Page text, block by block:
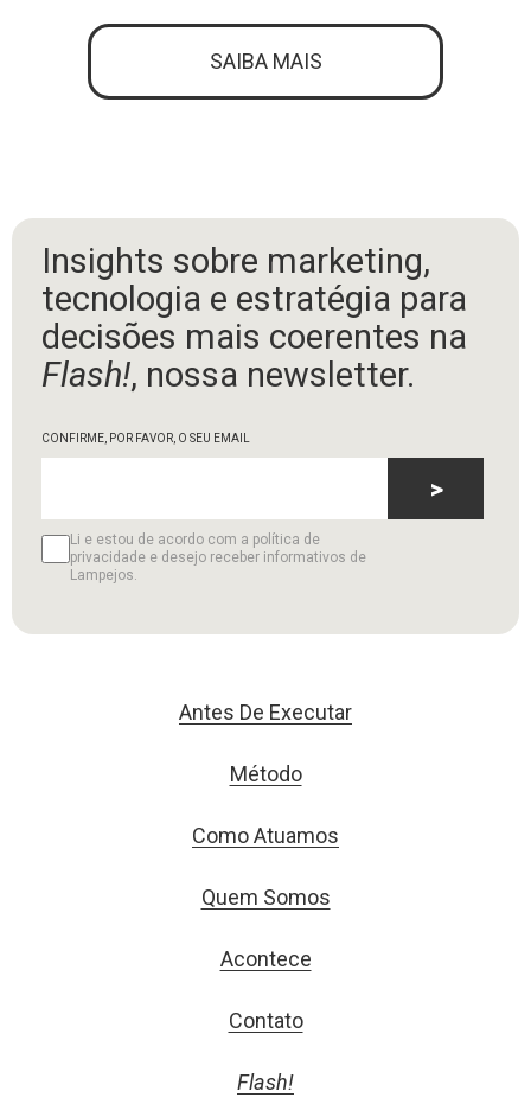
SAIBA MAIS
Insights sobre marketing,
tecnologia e estratégia para
decisões mais coerentes na
Flash!, nossa newsletter.
CONFIRME, POR FAVOR, O SEU EMAIL
Li e estou de acordo com a política de
privacidade e desejo receber informativos de
Lampejos.
>
Antes De Executar
Método
Como Atuamos
Quem Somos
Acontece
Contato
Flash!